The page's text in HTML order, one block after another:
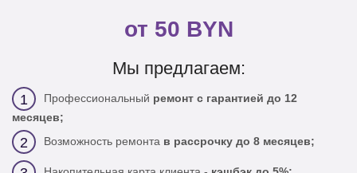
от 50 BYN
Мы предлагаем:
1 Профессиональный ремонт с гарантией до 12
месяцев;
2 Возможность ремонта в рассрочку до 8 месяцев;